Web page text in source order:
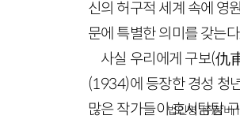
신의 허구적 세계 속에 영
문에 특별한 의미를 갖는다.
사실 우리에게 구보(仇
(1934)에 등장한 경성 청
많은 작가들이 호시탐탐
법인명 : ㈜창비